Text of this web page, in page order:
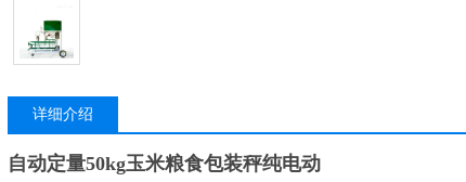
详细介绍
自动定量50kg玉米粮食包装秤纯电动